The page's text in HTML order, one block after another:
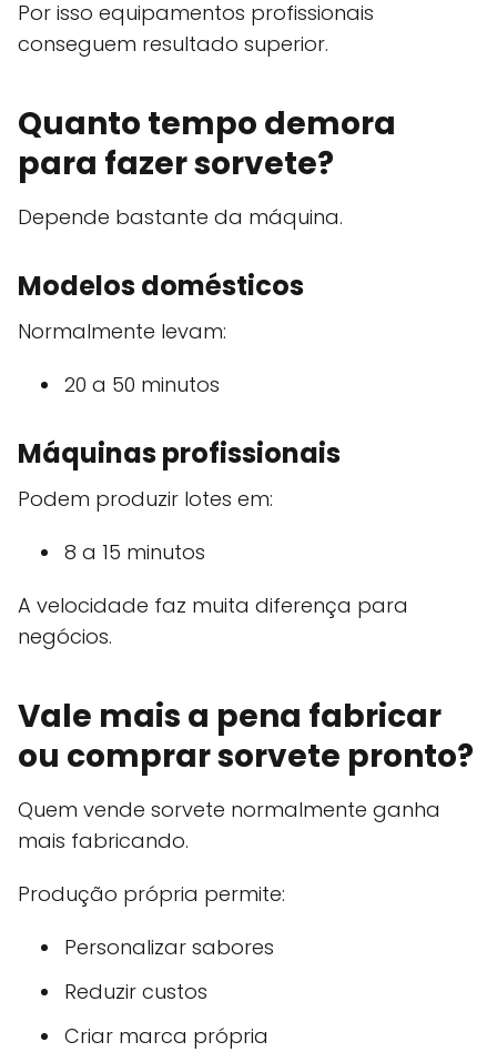
Por isso equipamentos profissionais
conseguem resultado superior.
Quanto tempo demora
para fazer sorvete?
Depende bastante da máquina.
Modelos domésticos
Normalmente levam:
20 a 50 minutos
Máquinas profissionais
Podem produzir lotes em:
8 a 15 minutos
A velocidade faz muita diferença para
negócios.
Vale mais a pena fabricar
ou comprar sorvete pronto?
Quem vende sorvete normalmente ganha
mais fabricando.
Produção própria permite:
Personalizar sabores
Reduzir custos
Criar marca própria